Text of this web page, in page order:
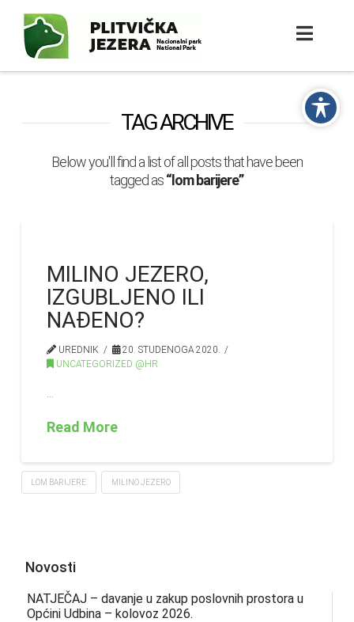
TAG ARCHIVE
Below you'll find a list of all posts that have been
tagged as“lom barijere”
MILINO JEZERO,
IZGUBLJENO ILI
NAĐENO?
UREDNIK
20. STUDENOGA 2020.
UNCATEGORIZED @HR
Read More
LOM BARIJERE MILINO JEZERO
Novosti
NATJEČAJ – davanje u zakup poslovnih prostora u
Općini Udbina – kolovoz 2026.